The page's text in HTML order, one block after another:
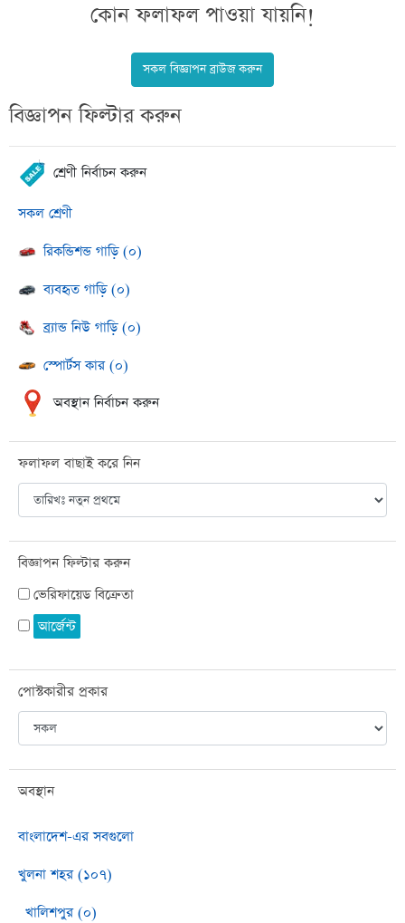
বিজ্ঞাপন ফিল্টার করুন
শ্রেণী নির্বাচন করুন
সকল শ্রেণী
রিকন্ডিশন্ড গাড়ি (০)
ব্যবহৃত গাড়ি (০)
ব্র্যান্ড নিউ গাড়ি (০)
স্পোর্টস কার (০)
অবস্থান নির্বাচন করুন
ফলাফল বাছাই করে নিন
বিজ্ঞাপন ফিল্টার করুন
ভেরিফায়েড বিক্রেতা
আর্জেন্ট
পোস্টকারীর প্রকার
অবস্থান
বাংলাদেশ-এর সবগুলো
খুলনা শহর (১০৭)
খালিশপুর (০)
কোন ফলাফল পাওয়া যায়নি!
সকল বিজ্ঞাপন ব্রাউজ করুন